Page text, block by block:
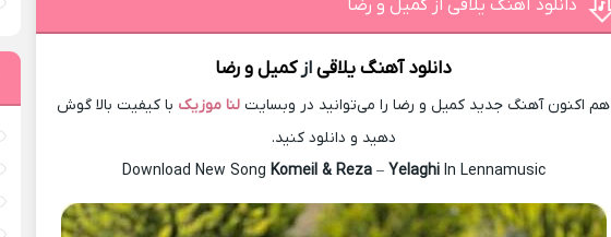
دانلود آهنگ یلاقی از کمیل و رضا
دانلود آهنگ یلاقیازکمیل و رضا
هم اکنون آهنگ جدید کمیل و رضا را می‌توانید در وبسایت لنا موزیک با کیفیت بالا گوش
دهید و دانلود کنید.
Download New Song Komeil & Reza– YelaghiIn Lennamusic